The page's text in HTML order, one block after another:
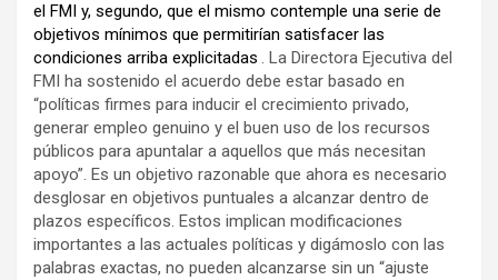
el FMI y, segundo, que el mismo contemple una serie de
objetivos mínimos que permitirían satisfacer las
condiciones arriba explicitadas . La Directora Ejecutiva del
FMI ha sostenido el acuerdo debe estar basado en
“políticas firmes para inducir el crecimiento privado,
generar empleo genuino y el buen uso de los recursos
públicos para apuntalar a aquellos que más necesitan
apoyo”. Es un objetivo razonable que ahora es necesario
desglosar en objetivos puntuales a alcanzar dentro de
plazos específicos. Estos implican modificaciones
importantes a las actuales políticas y digámoslo con las
palabras exactas, no pueden alcanzarse sin un “ajuste